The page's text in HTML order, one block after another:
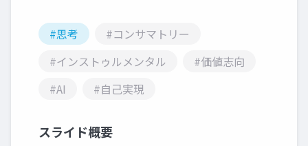
#思考
#コンサマトリー
#インストゥルメンタル
#価値志向
#AI
#自己実現
スライド概要